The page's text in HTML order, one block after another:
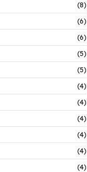
(8)
(6)
(6)
(5)
(5)
(4)
(4)
(4)
(4)
(4)
(4)